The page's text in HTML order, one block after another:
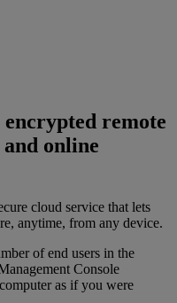
remote
and online
cloud service that lets
anytime, from any device.
of end users in the
Console
as if you were